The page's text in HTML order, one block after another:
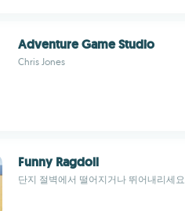
Adventure Game Studio
Chris Jones
Funny Ragdoll
단지 절벽에서 떨어지거나 뛰어내리세요